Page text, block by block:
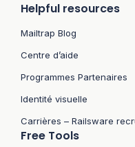
Helpful resources
Mailtrap Blog
Centre d’aide
Programmes Partenaires
Identité visuelle
Carrières – Railsware
Free Tools